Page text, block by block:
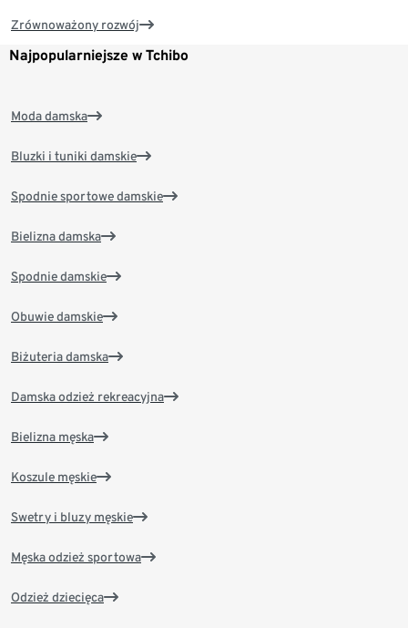
Zrównoważony rozwój
Najpopularniejsze w Tchibo
Moda damska
Bluzki i tuniki damskie
Spodnie sportowe damskie
Bielizna damska
Spodnie damskie
Obuwie damskie
Biżuteria damska
Damska odzież rekreacyjna
Bielizna męska
Koszule męskie
Swetry i bluzy męskie
Męska odzież sportowa
Odzież dziecięca